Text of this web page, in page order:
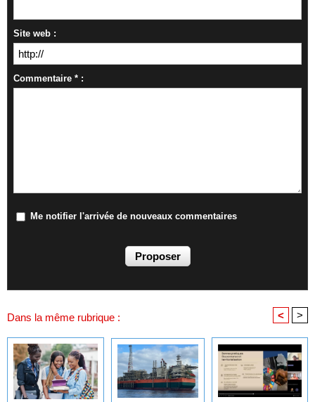
Site web :
Commentaire * :
Me notifier l'arrivée de nouveaux commentaires
Dans la même rubrique : < >